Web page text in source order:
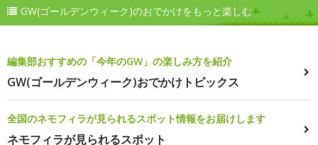
GW(ゴールデンウィーク)のおでかけをもっと楽しむ
編集部おすすめの「今年のGW」の楽しみ方を紹介
GW(ゴールデンウィーク)おでかけトピックス
全国のネモフィラが見られるスポット情報をお届けします
ネモフィラが見られるスポット